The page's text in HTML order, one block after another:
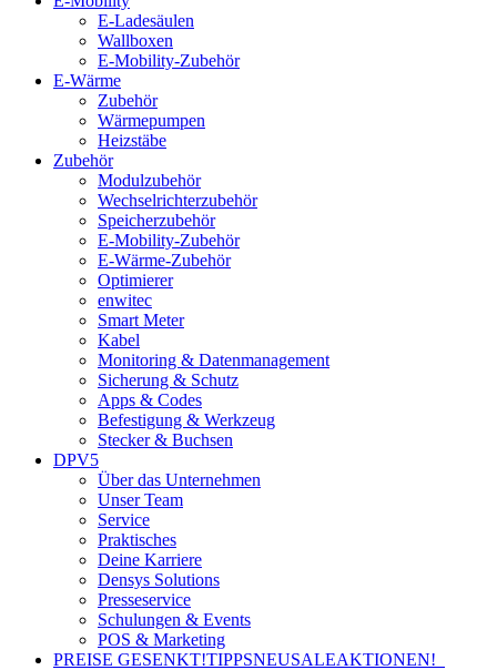
E-Ladesäulen
Wallboxen
E-Mobility-Zubehör
E-Wärme
Zubehör
Wärmepumpen
Heizstäbe
Zubehör
Modulzubehör
Wechselrichterzubehör
Speicherzubehör
E-Mobility-Zubehör
E-Wärme-Zubehör
Optimierer
enwitec
Smart Meter
Kabel
Monitoring & Datenmanagement
Sicherung & Schutz
Apps & Codes
Befestigung & Werkzeug
Stecker & Buchsen
DPV5
Über das Unternehmen
Unser Team
Service
Praktisches
Deine Karriere
Densys Solutions
Presseservice
Schulungen & Events
POS & Marketing
PREISE GESENKT!TIPPSNEUSALEAKTIONEN!